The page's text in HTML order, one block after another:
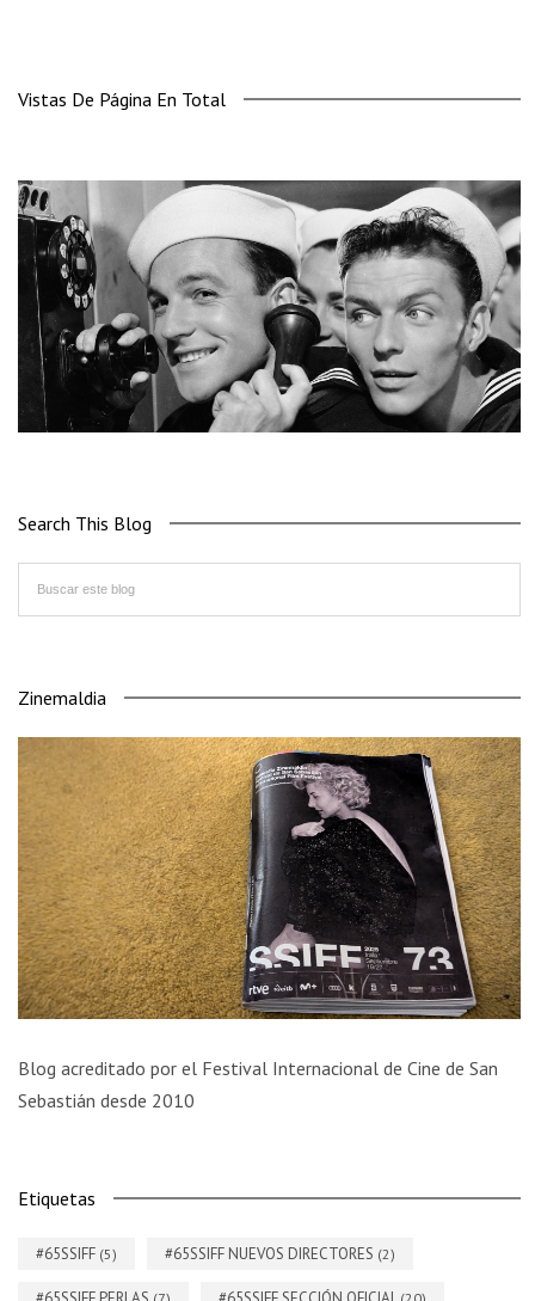
Vistas De Página En Total
Search This Blog
Zinemaldia
Blog acreditado por el Festival Internacional de Cine de San
Sebastián desde 2010
Etiquetas
#65SSIFF (5) #65SSIFF NUEVOS DIRECTORES (2)